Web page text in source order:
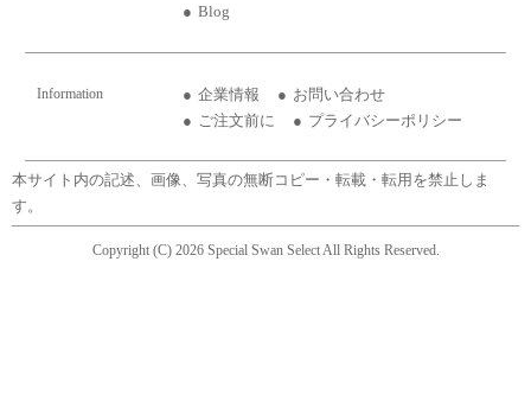
Blog
Information 企業情報
お問い合わせ
ご注文前に
プライバシーポリシー
本サイト内の記述、画像、写真の無断コピー・転載・転用を禁止しま
す。
Copyright (C) 2026 Special Swan Select All Rights Reserved.